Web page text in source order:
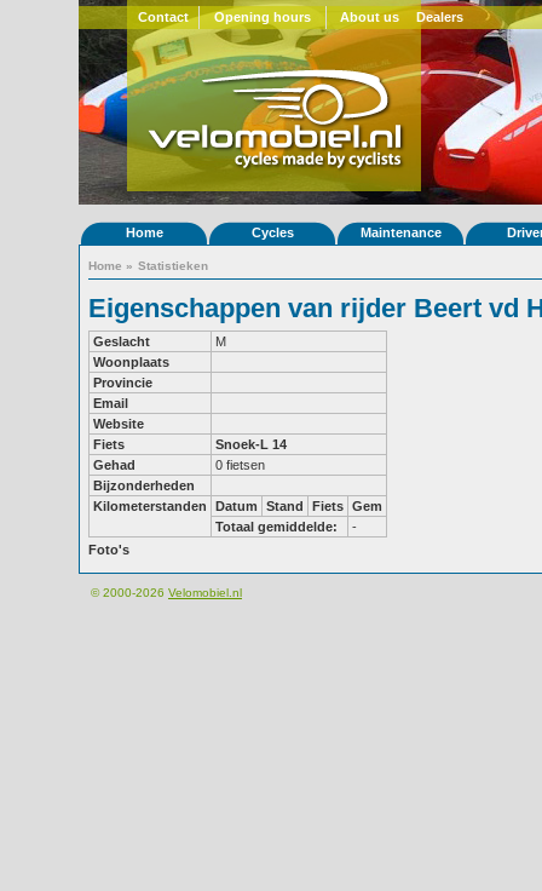
Contact Opening hours About us Dealers
Home Cycles Maintenance
Home » Statistieken
Eigenschappen van rijder Beert vd
Geslacht
M
Woonplaats
Provincie
Email
Website
Fiets
Snoek-L 14
Gehad
0 fietsen
Bijzonderheden
Kilometerstanden
Datum Stand Fiets Gem
Totaal gemiddelde:
-
Foto's
© 2000-2026 Velomobiel.nl